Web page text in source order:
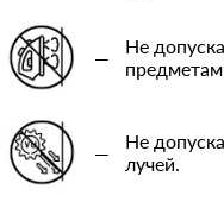
—
Не
—
Не
лучей.